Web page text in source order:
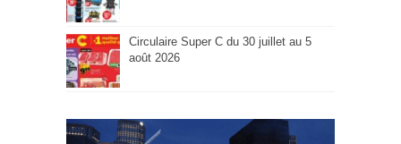
Circulaire Super C du 30 juillet au 5
août 2026